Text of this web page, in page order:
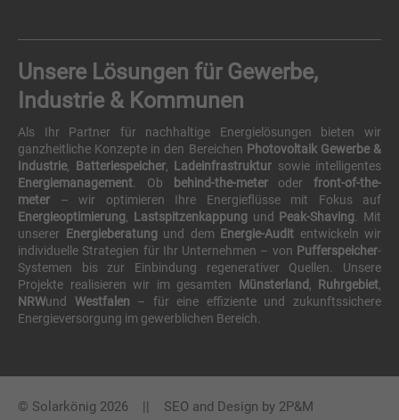
Unsere Lösungen für Gewerbe,
Industrie & Kommunen
Als Ihr Partner für nachhaltige Energielösungen bieten wir
ganzheitliche Konzepte in den Bereichen Photovoltaik Gewerbe &
Industrie, Batteriespeicher, Ladeinfrastruktur sowie intelligentes
Energiemanagement. Ob behind-the-meteroder front-of-the-
meter – wir optimieren Ihre Energieflüsse mit Fokus auf
Energieoptimierung, Lastspitzenkappungund Peak-Shaving. Mit
unserer Energieberatungund dem Energie-Audit entwickeln wir
individuelle Strategien für Ihr Unternehmen – von Pufferspeicher-
Systemen bis zur Einbindung regenerativer Quellen. Unsere
Projekte realisieren wir im gesamten
Münsterland, Ruhrgebiet,
NRWund Westfalen – für eine effiziente und zukunftssichere
Energieversorgung im gewerblichen Bereich.
© Solarkönig 2026 || SEO and Design by 2P&M